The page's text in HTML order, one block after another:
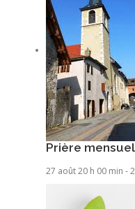
Prière
27 août 20 h 00 min -